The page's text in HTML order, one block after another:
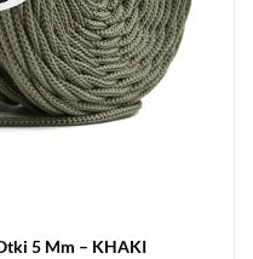
5 Mm – KHAKI